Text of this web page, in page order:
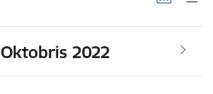
Oktobris 2022